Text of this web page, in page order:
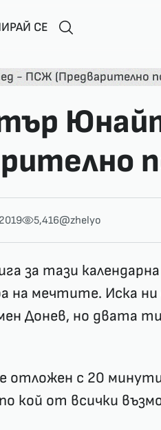
СЕ
5,416@zhelyo
за тази
на мечтите. Иска ни
Донев, но двата
отложен с 20
кой от всички